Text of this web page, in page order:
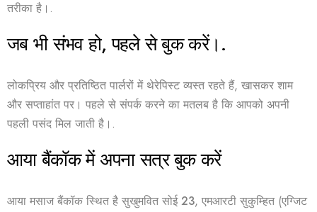
तरीका है।.
जब भी संभव हो, पहले से बुक करें।.
लोकप्रिय और प्रतिष्ठित पार्लरों में थेरेपिस्ट व्यस्त रहते हैं, खासकर शाम
और सप्ताहांत पर। पहले से संपर्क करने का मतलब है कि आपको अपनी
पहली पसंद मिल जाती है।.
आया बैंकॉक में अपना सत्र बुक करें
आया मसाज बैंकॉक स्थित है सुखुमवित सोई 23, एमआरटी सुकुम्हित (एग्जिट